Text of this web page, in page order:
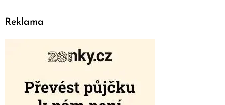
Reklama